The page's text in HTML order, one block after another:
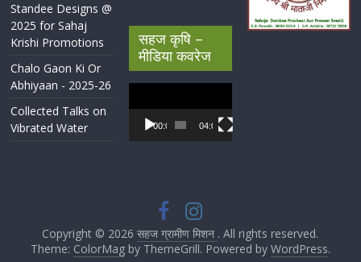
Standee Designs @
2025 for Sahaj
Krishi Promotions
Chalo Gaon Ki Or
Abhiyaan - 2025-26
Collected Talks on
Vibrated Water
सहज कृषि –
मीडिया कवरेज
Player
00:00 04:07
Copyright © 2026सहज ग्रामीण मिशन . All rights reserved.
Theme: ColorMagby ThemeGrill. Powered by WordPress.